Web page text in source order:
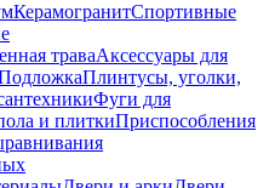
КерамогранитСпортивные
траваАксессуары для
Плинтусы, уголки,
Фуги для
и плиткиПриспособления